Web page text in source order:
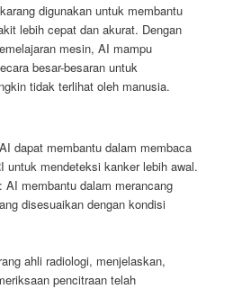
digunakan untuk membantu
lebih cepat dan akurat. Dengan
mesin, AI mampu
besar-besaran untuk
tidak terlihat oleh manusia.
dapat membantu dalam membaca
untuk mendeteksi kanker lebih awal.
: AI membantu dalam merancang
disesuaikan dengan kondisi
ahli radiologi, menjelaskan,
pencitraan telah